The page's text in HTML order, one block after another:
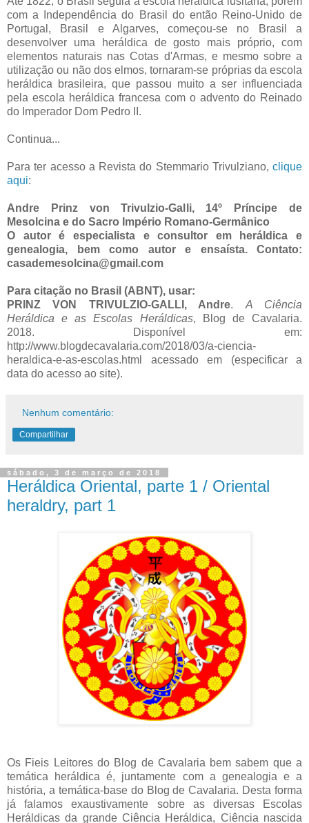
com a Independência do Brasil do então Reino-Unido de
Portugal, Brasil e Algarves, começou-se no Brasil a
desenvolver uma heráldica de gosto mais próprio, com
elementos naturais nas Cotas d'Armas, e mesmo sobre a
utilização ou não dos elmos, tornaram-se próprias da escola
heráldica brasileira, que passou muito a ser influenciada
pela escola heráldica francesa com o advento do Reinado
do Imperador Dom Pedro II.
Continua...
Para ter acesso a Revista do Stemmario Trivulziano, clique
aqui:
Andre Prinz von Trivulzio-Galli, 14º Príncipe de
Mesolcina e do Sacro Império Romano-Germânico
O autor é especialista e consultor em heráldica e
genealogia, bem como autor e ensaísta. Contato:
casademesolcina@gmail.com
Para citação no Brasil (ABNT), usar:
PRINZ VON TRIVULZIO-GALLI, Andre.
A Ciência
Heráldica e as Escolas Heráldicas, Blog de Cavalaria.
2018. Disponível em:
http://www.blogdecavalaria.com/2018/03/a-ciencia-
heraldica-e-as-escolas.html acessado em (especificar a
data do acesso ao site).
Nenhum comentário:
Compartilhar
sábado, 3 de março de 2018
Heráldica Oriental, parte 1 / Oriental
heraldry, part 1
Os Fieis Leitores do Blog de Cavalaria bem sabem que a
temática heráldica é, juntamente com a genealogia e a
história, a temática-base do Blog de Cavalaria. Desta forma
já falamos exaustivamente sobre as diversas Escolas
Heráldicas da grande Ciência Heráldica, Ciência nascida